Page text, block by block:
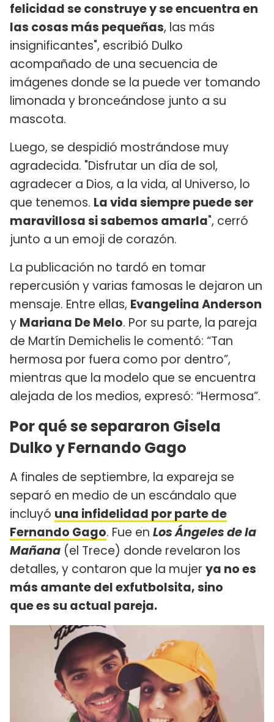
felicidad se construye y se encuentra en
las cosas más pequeñas, las más
insignificantes", escribió Dulko
acompañado de una secuencia de
imágenes donde se la puede ver tomando
limonada y bronceándose junto a su
mascota.
Luego, se despidió mostrándose muy
agradecida. "Disfrutar un día de sol,
agradecer a Dios, a la vida, al Universo, lo
que tenemos. La vida siempre puede ser
maravillosa si sabemos amarla", cerró
junto a un emoji de corazón.
La publicación no tardó en tomar
repercusión y varias famosas le dejaron un
mensaje. Entre ellas, Evangelina Anderson
y Mariana De Melo. Por su parte, la pareja
de Martín Demichelis le comentó: “Tan
hermosa por fuera como por dentro”,
mientras que la modelo que se encuentra
alejada de los medios, expresó: “Hermosa”.
Por qué se separaron Gisela
Dulko y Fernando Gago
A finales de septiembre, la expareja se
separó en medio de un escándalo que
incluyó una infidelidad por parte de
Fernando Gago. Fue en Los Ángeles de la
Mañana (el Trece) donde revelaron los
detalles, y contaron que la mujer ya no es
más amante del exfutbolsita, sino
que es su actual pareja.